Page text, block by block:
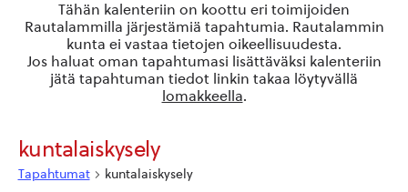
kuntalaiskysely
Tapahtumat kuntalaiskysely
Tähän kalenteriin on koottu eri toimijoiden
Rautalammilla järjestämiä tapahtumia. Rautalammin
kunta ei vastaa tietojen oikeellisuudesta.
Jos haluat oman tapahtumasi lisättäväksi kalenteriin
jätä tapahtuman tiedot linkin takaa löytyvällä
lomakkeella.